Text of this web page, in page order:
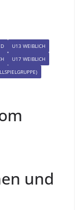
U13 WEIBLICH
U17 WEIBLICH
und